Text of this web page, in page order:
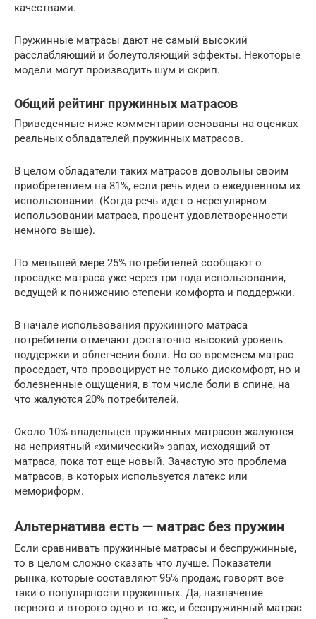
качествами.
Пружинные матрасы дают не самый высокий
расслабляющий и болеутоляющий эффекты. Некоторые
модели могут производить шум и скрип.
Общий рейтинг пружинных матрасов
Приведенные ниже комментарии основаны на оценках
реальных обладателей пружинных матрасов.
В целом обладатели таких матрасов довольны своим
приобретением на 81%, если речь идеи о ежедневном их
использовании. (Когда речь идет о нерегулярном
использовании матраса, процент удовлетворенности
немного выше).
По меньшей мере 25% потребителей сообщают о
просадке матраса уже через три года использования,
ведущей к понижению степени комфорта и поддержки.
В начале использования пружинного матраса
потребители отмечают достаточно высокий уровень
поддержки и облегчения боли. Но со временем матрас
проседает, что провоцирует не только дискомфорт, но и
болезненные ощущения, в том числе боли в спине, на
что жалуются 20% потребителей.
Около 10% владельцев пружинных матрасов жалуются
на неприятный «химический» запах, исходящий от
матраса, пока тот еще новый. Зачастую это проблема
матрасов, в которых используется латекс или
мемориформ.
Альтернатива есть — матрас без пружин
Если сравнивать пружинные матрасы и беспружинные,
то в целом сложно сказать что лучше. Показатели
рынка, которые составляют 95% продаж, говорят все
таки о популярности пружинных. Да, назначение
первого и второго одно и то же, и беспружинный матрас